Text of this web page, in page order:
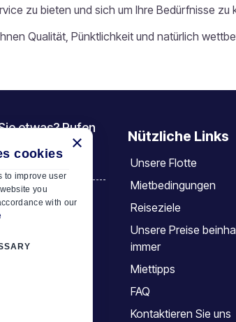
zu bieten und sich um Ihre Bedürfnisse zu
Qualität, Pünktlichkeit und natürlich
etwas? Rufen
833 391
Greece
Nützliche Links
Unsere Flotte
Mietbedingungen
Reiseziele
Unsere Preise
immer
Miettipps
FAQ
Kontaktieren Sie uns
×
cookies
to improve user
you
with our